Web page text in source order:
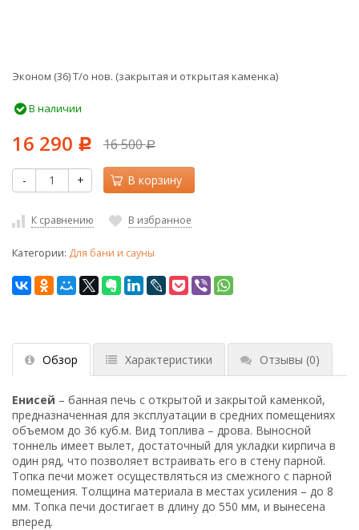
Эконом (36) Т/о нов. (закрытая и открытая каменка)
В наличии
16 290 Р 16 500Р
- + В корзину
К сравнению В избранное
Категории: Для бани и сауны
Обзор Характеристики Отзывы (0)
Енисей – банная печь с открытой и закрытой каменкой,
предназначенная для эксплуатации в средних помещениях
объемом до 36 куб.м. Вид топлива – дрова. Выносной
тоннель имеет вылет, достаточный для укладки кирпича в
один ряд, что позволяет встраивать его в стену парной.
Топка печи может осуществляться из смежного с парной
помещения. Толщина материала в местах усиления – до 8
мм. Топка печи достигает в длину до 550 мм, и вынесена
вперед.